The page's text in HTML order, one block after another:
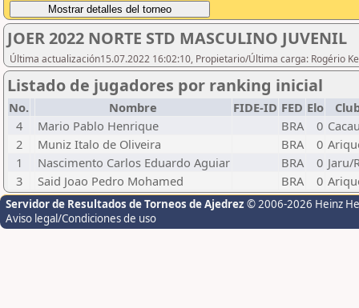
JOER 2022 NORTE STD MASCULINO JUVENIL
Última actualización15.07.2022 16:02:10, Propietario/Última carga: Rogério
Listado de jugadores por ranking inicial
No. Nombre FIDE-ID FED Elo
4
Mario Pablo Henrique BRA 0
2
Muniz Italo de Oliveira BRA 0
1
Nascimento Carlos Eduardo Aguiar BRA 0 Jaru/
3
Said Joao Pedro Mohamed BRA 0
Servidor de Resultados de Torneos de Ajedrez © 2006-2026 Heinz
Aviso legal/Condiciones de uso